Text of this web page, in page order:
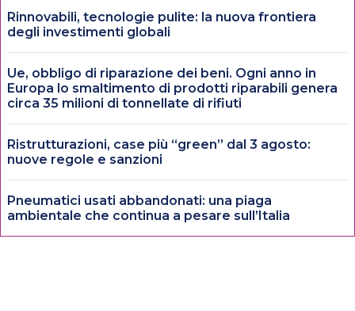
Rinnovabili, tecnologie pulite: la nuova frontiera
degli investimenti globali
Ue, obbligo di riparazione dei beni. Ogni anno in
Europa lo smaltimento di prodotti riparabili genera
circa 35 milioni di tonnellate di rifiuti
Ristrutturazioni, case più “green” dal 3 agosto:
nuove regole e sanzioni
Pneumatici usati abbandonati: una piaga
ambientale che continua a pesare sull’Italia